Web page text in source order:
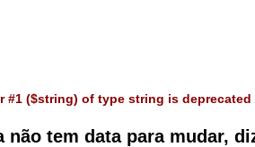
#1 ($string) of type string is
tem data para mudar,